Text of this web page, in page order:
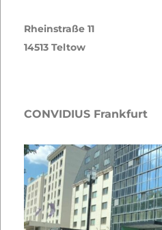
Rheinstraße 11
14513 Teltow
CONVIDIUS Frankfurt